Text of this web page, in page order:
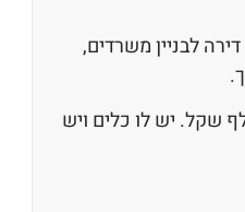
לבניין משרדים,
חי מהעבודה. הוא אין לו פרסומות, אין לו לוגו מעוצב, אין לו אתר שעולה 50 אלף שקל. יש לו כלים ויש